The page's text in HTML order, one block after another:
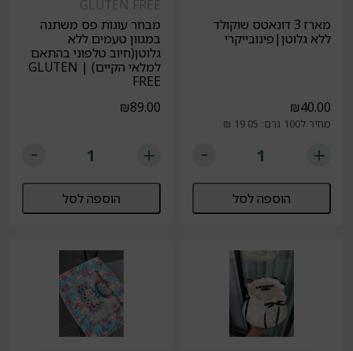
מארז 3 דונאטס שוקולד
ללא גלוטן|פינובייקרי
₪40.00
מחיר ל100 גרם: 19.05 ₪
הוספה לסל
GLUTEN FREE
מבחר עוגות פס משתנה
במגוון טעמים ללא
גלוטן(חיוב טלפוני בהתאם
למלאי הקיים) | GLUTEN
FREE
₪89.00
הוספה לסל